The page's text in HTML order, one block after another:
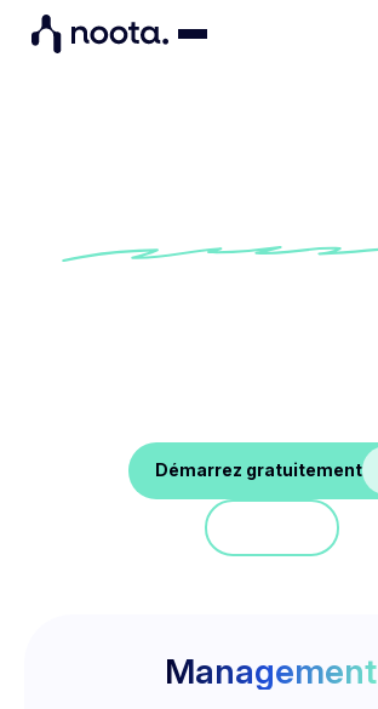
Démarrez gratuitement
Management